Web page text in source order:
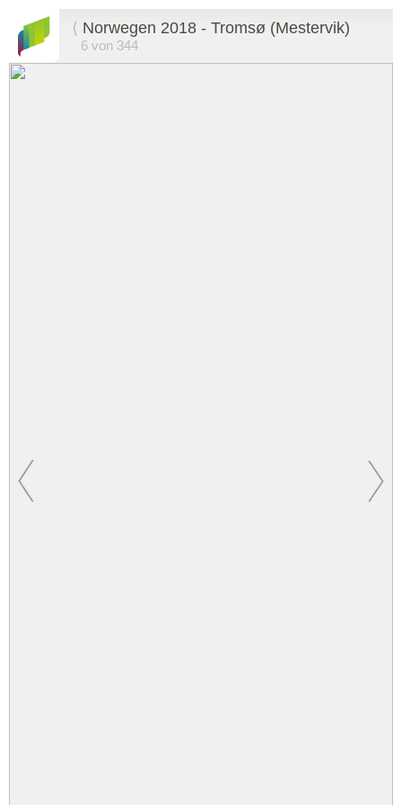
⟨ Norwegen 2018 - Tromsø (Mestervik)
6 von 344